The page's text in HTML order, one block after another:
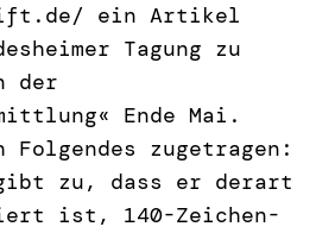
ein Artikel
Tagung zu
der
Ende Mai.
zugetragen:
gibt zu, dass er derart
ist, 140-Zeichen-